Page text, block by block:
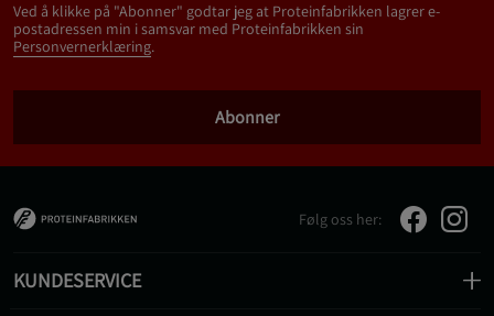
Ved å klikke på "Abonner" godtar jeg at Proteinfabrikken lagrer e-
postadressen min i samsvar med Proteinfabrikken sin
Personvernerklæring.
Abonner
Følg oss her:
KUNDESERVICE